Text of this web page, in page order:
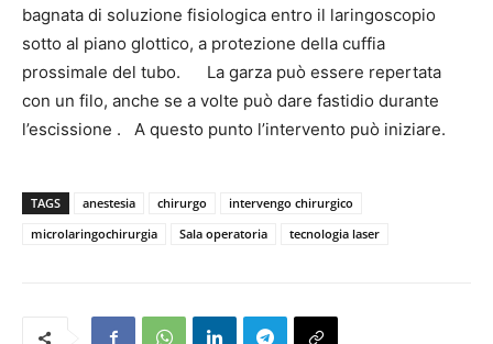
bagnata di soluzione fisiologica entro il laringoscopio
sotto al piano glottico, a protezione della cuffia
prossimale del tubo. La garza può essere repertata
con un filo, anche se a volte può dare fastidio durante
l’escissione . A questo punto l’intervento può iniziare.
TAGS anestesia chirurgo
intervengo chirurgico
microlaringochirurgia
Sala operatoria tecnologia laser